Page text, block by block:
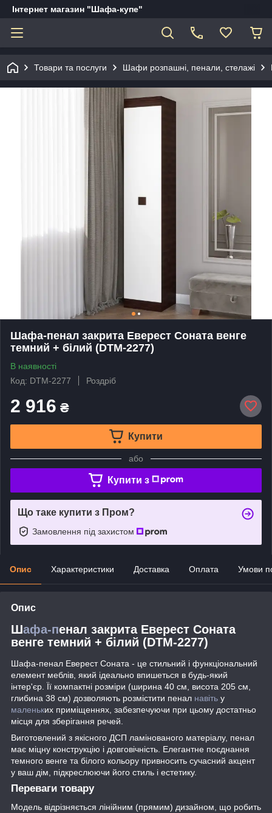
Інтернет магазин "Шафа-купе"
Товари та послуги Шафи розпашні, пенали, стелажі
Шафа-пенал закрита Еверест Соната венге
темний + білий (DTM-2277)
В наявності
Код: DTM-2277
Роздріб
2 916 ₴
Купити
або
Купити з
Що таке купити з Пром?
Замовлення під захистом
Опис Характеристики Доставка Оплата Умови
Опис
Шафа-пенал закрита Еверест Соната
венге темний + білий (DTM-2277)
Шафа-пенал Еверест Соната - це стильний і функціональний
елемент меблів, який ідеально впишеться в будь-який
інтер'єр. Її компактні розміри (ширина 40 см, висота 205 см,
глибина 38 см) дозволяють розмістити пенал навіть у
маленьких приміщеннях, забезпечуючи при цьому достатньо
місця для зберігання речей.
Виготовлений з якісного ДСП ламінованого матеріалу, пенал
має міцну конструкцію і довговічність. Елегантне поєднання
темного венге та білого кольору привносить сучасний акцент
у ваш дім, підкреслюючи його стиль і естетику.
Переваги товару
Модель відрізняється лінійним (прямим) дизайном, що робить